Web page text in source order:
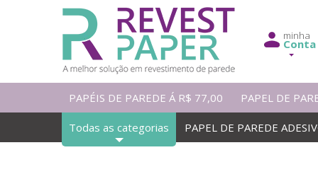
minha
Conta
PAPÉIS DE PAREDE Á R$ 77,00 PAPEL DE
Todas as categorias PAPEL DE PAREDE